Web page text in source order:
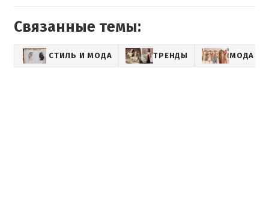
Связанные темы:
СТИЛЬ И МОДА ТРЕНДЫ МОДА